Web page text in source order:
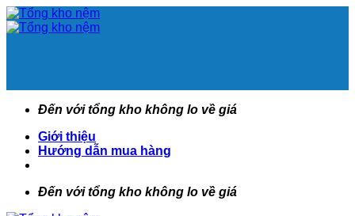
Bỏ
qua
Đến với tổng kho không lo về giá
Giới thiệu
Hướng dẫn mua hàng
Đến với tổng kho không lo về giá